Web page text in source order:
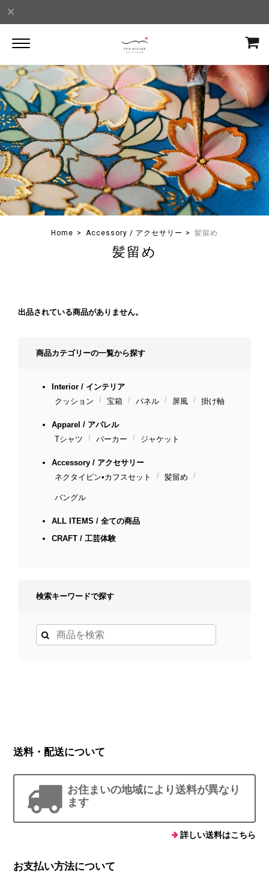
Home Accessory / アクセサリー 髪留め
髪留め
出品されている商品がありません。
商品カテゴリーの一覧から探す
Interior / インテリア
クッション
宝箱 パネル 屏風 掛け軸
Apparel / アパレル
Tシャツ
パーカー ジャケット
Accessory / アクセサリー
ネクタイピン•カフスセット
髪留め
バングル
ALL ITEMS / 全ての商品
CRAFT / 工芸体験
検索キーワードで探す
送料・配送について
お住まいの地域により送料が異なり
ます
詳しい送料はこちら
お支払い方法について